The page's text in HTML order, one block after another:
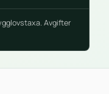
Avgifter